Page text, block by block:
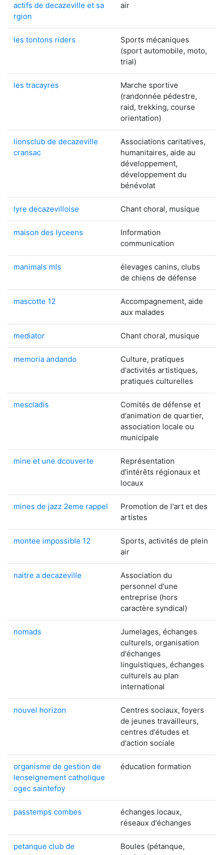
actifs de decazeville et sa
rgion
air
les tontons riders
Sports mécaniques
(sport automobile, moto,
trial)
les tracayres
Marche sportive
(randonnée pédestre,
raid, trekking, course
orientation)
lionsclub de decazeville
cransac
Associations caritatives,
humanitaires, aide au
développement,
développement du
bénévolat
lyre decazevilloise Chant choral, musique
maison des lyceens
Information
communication
manimals mls
élevages canins, clubs
de chiens de défense
mascotte 12
Accompagnement, aide
aux malades
mediator Chant choral, musique
memoria andando
Culture, pratiques
d'activités artistiques,
pratiques culturelles
mescladis
Comités de défense et
d'animation de quartier,
association locale ou
municipale
mine et une dcouverte
Représentation
d'intérêts régionaux et
locaux
mines de jazz 2eme rappel
Promotion de l'art et des
artistes
montee impossible 12
Sports, activités de plein
air
naitre a decazeville
Association du
personnel d'une
entreprise (hors
caractère syndical)
nomads
Jumelages, échanges
culturels, organisation
d'échanges
linguistiques, échanges
culturels au plan
international
nouvel horizon
Centres sociaux, foyers
de jeunes travailleurs,
centres d'études et
d'action sociale
organisme de gestion de
lenseignement catholique
ogec saintefoy
éducation formation
passtemps combes
échanges locaux,
réseaux d'échanges
petanque club de
Boules (pétanque,